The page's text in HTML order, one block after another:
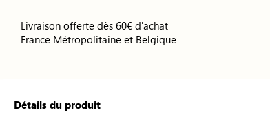
Livraison offerte dès 60€ d'achat
France Métropolitaine et Belgique
Détails du produit